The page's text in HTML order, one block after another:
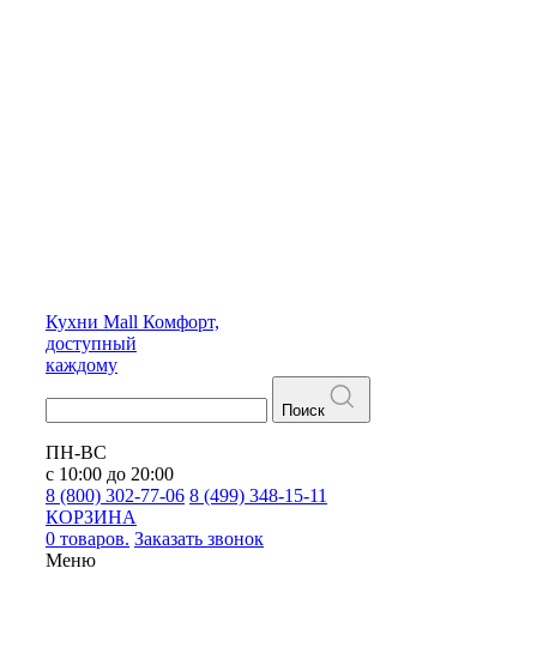
Кухни Mall Комфорт,
доступный
каждому
Поиск
ПН-ВС
с 10:00 до 20:00
8 (800) 302-77-06 8 (499) 348-15-11
КОРЗИНА
0 товаров. Заказать звонок
Меню